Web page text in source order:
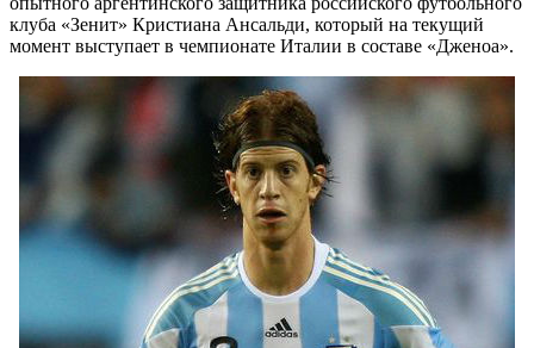
клуба «Зенит» Кристиана Ансальди, который на текущий
момент выступает в чемпионате Италии в составе «Дженоа».